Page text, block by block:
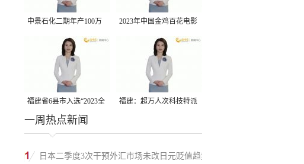
中景石化二期年产100万
吨丙烷脱氢项目建成中交
2023年中国金鸡百花电影
节有福电影巡展31日启动
福建省6县市入选“2023全
国县域发展潜力百强县”
福建：超万人次科技特派
一周热点新闻
日本二季度3次干预外汇市场未改日元贬值趋势